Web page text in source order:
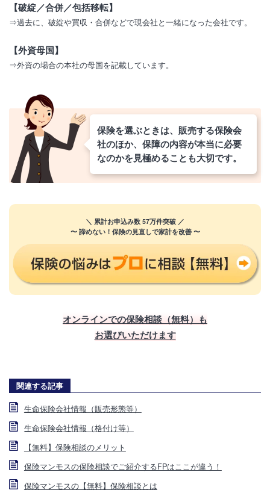
【破綻／合併／包括移転】
⇒過去に、破綻や買収・合併などで現会社と一緒になった会社です。
【外資母国】
⇒外資の場合の本社の母国を記載しています。
保険を選ぶときは、販売する保険会
社のほか、保障の内容が本当に必要
なのかを見極めることも大切です。
＼ 累計お申込み数 57万件突破 ／
〜 諦めない！保険の見直しで家計を改善 〜
オンラインでの保険相談（無料）も
お選びいただけます
関連する記事
生命保険会社情報（販売形態等）
生命保険会社情報（格付け等）
【無料】保険相談のメリット
保険マンモスの保険相談でご紹介するFPはここが違う！
保険マンモスの【無料】保険相談とは